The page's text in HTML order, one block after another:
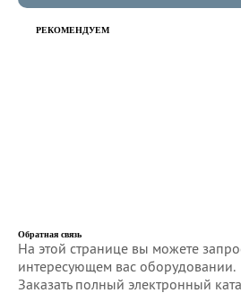
РЕКОМЕНДУЕМ
Обратная связь
На этой странице вы можете
интересующем вас оборудовании.
Заказать полный электронный